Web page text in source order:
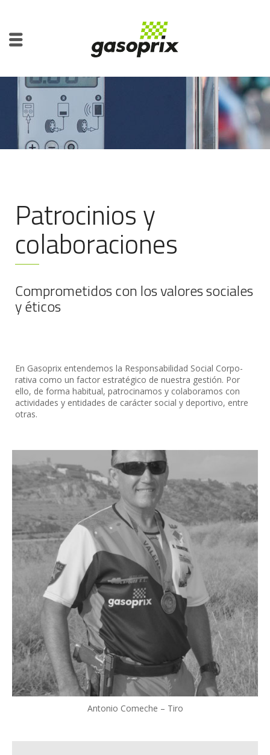
Patrocinios y
colaboraciones
Comprometidos con los valores sociales
y éticos
En Gasoprix entendemos la Responsabilidad Social Corpo­
rativa como un factor estratégi­co de nuestra gestión. Por
ello, de forma habitual, patrocinamos y colaboramos con
actividades y entidades de carácter social y deportivo, entre
otras.
Antonio Comeche – Tiro